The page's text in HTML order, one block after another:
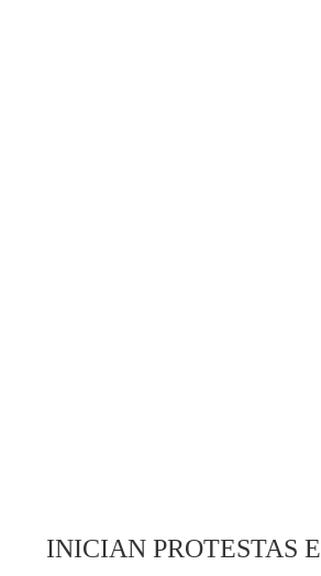
INICIAN PROTESTAS